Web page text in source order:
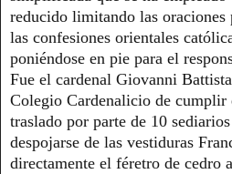
reducido limitando las
las confesiones orientales
poniéndose en pie para el
Fue el cardenal Giovanni
Colegio Cardenalicio de cumplir
traslado por parte de 10
despojarse de las vestiduras
directamente el féretro de cedro